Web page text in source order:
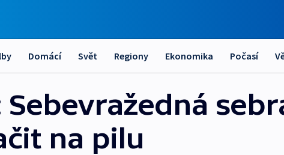
Domácí Svět Regiony Ekonomika Počasí
Sebevražedná
na pilu